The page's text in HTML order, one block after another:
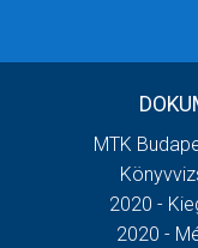
MTK
2020 -
2020 -